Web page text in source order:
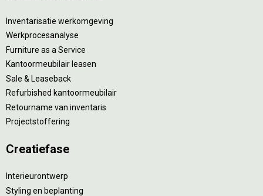
Inventarisatie werkomgeving
Werkprocesanalyse
Furniture as a Service
Kantoormeubilair leasen
Sale & Leaseback
Refurbished kantoormeubilair
Retourname van inventaris
Projectstoffering
Creatiefase
Interieurontwerp
Styling en beplanting